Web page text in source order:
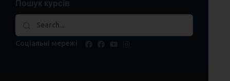
Пошук курсів
Соціальні мережі